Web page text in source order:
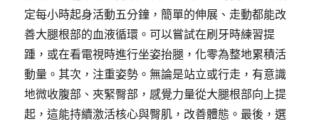
定每小時起身活動五分鐘，簡單的伸展、走動都能改
善大腿根部的血液循環。可以嘗試在刷牙時練習提
踵，或在看電視時進行坐姿抬腿，化零為整地累積活
動量。其次，注重姿勢。無論是站立或行走，有意識
地微收腹部、夾緊臀部，感覺力量從大腿根部向上提
起，這能持續激活核心與臀肌，改善體態。最後，選